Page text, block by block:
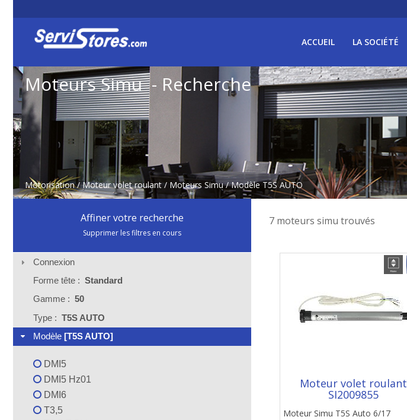
ACCUEIL LA SOCIÉTÉ
Moteurs Simu - Recherche
Motorisation /Moteur volet roulant / Moteurs Simu / Modèle T5S AUTO
Affiner votre recherche
Supprimer les filtres en cours
Connexion
Forme tête : Standard
Gamme : 50
Type : T5S AUTO
Modèle [T5S AUTO]
DMI5
DMI5 Hz01
DMI6
T3,5
7 moteurs simu trouvés
Moteur volet roulant
SI2009855
Moteur Simu T5S Auto 6/17